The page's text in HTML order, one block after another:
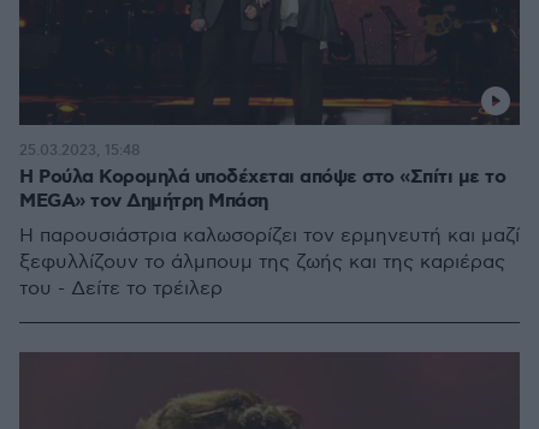
Η Ρούλα Κορομηλά υποδέχεται απόψε στο «Σπίτι με το
MEGA» τον Δημήτρη Μπάση
Η παρουσιάστρια καλωσορίζει τον ερμηνευτή και μαζί
ξεφυλλίζουν το άλμπουμ της ζωής και της καριέρας
του - Δείτε το τρέιλερ
25.03.2023, 15:48